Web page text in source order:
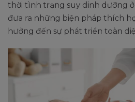
thời tình trạng suy dinh dưỡng
đưa ra những biện pháp thích
hưởng đến sự phát triển toàn